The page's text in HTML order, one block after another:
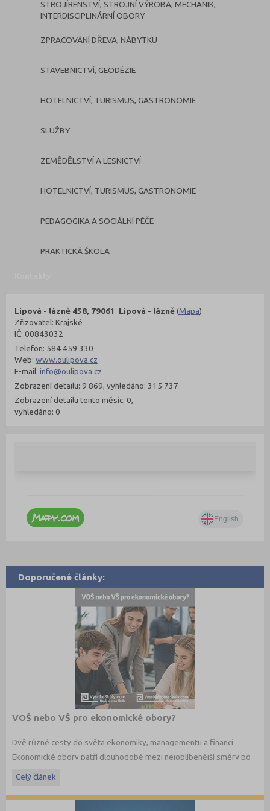
STROJÍRENSTVÍ, STROJNÍ VÝROBA, MECHANIK,
INTERDISCIPLINÁRNÍ OBORY
ZPRACOVÁNÍ DŘEVA, NÁBYTKU
STAVEBNICTVÍ, GEODÉZIE
HOTELNICTVÍ, TURISMUS, GASTRONOMIE
SLUŽBY
ZEMĚDĚLSTVÍ A LESNICTVÍ
HOTELNICTVÍ, TURISMUS, GASTRONOMIE
PEDAGOGIKA A SOCIÁLNÍ PÉČE
PRAKTICKÁ ŠKOLA
Lipová - lázně 458, 79061 Lipová - lázně(Mapa)
Zřizovatel: Krajské
IČ: 00843032
Telefon: 584 459 330
Web: www.oulipova.cz
E-mail: info@oulipova.cz
Zobrazení detailu: 9 869, vyhledáno: 315 737
Zobrazení detailu tento měsíc: 0,
vyhledáno: 0
Doporučené články:
VOŠ nebo VŠ pro ekonomické obory?
Dvě různé cesty do světa ekonomiky, managementu a financí
Ekonomické obory patří dlouhodobě mezi nejoblíbenější směry po
studovat, ale také jakým způsobem. Vedle vysokých škol dnes
ekonomické studium a úzké propojení s praxí.
Celý článek